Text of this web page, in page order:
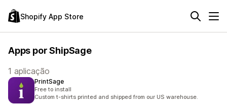
Shopify App Store
Apps por ShipSage
1 aplicação
PrintSage
Free to install
Custom t-shirts printed and shipped from our US warehouse.